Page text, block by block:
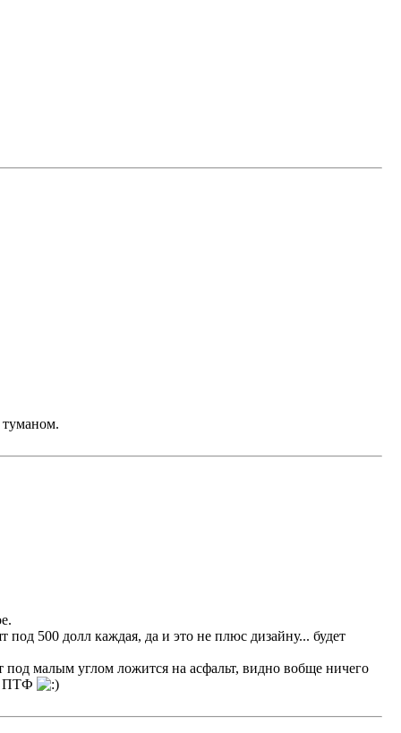
500 долл каждая, да и это не плюс дизайну... будет
малым углом ложится на асфальт, видно вобще ничего
ПТФ